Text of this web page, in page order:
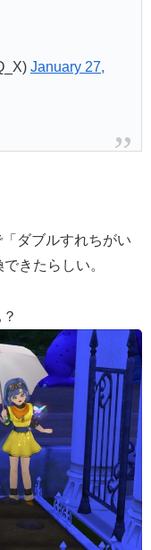
January 27,
ダブルすれちがい
きたらしい。